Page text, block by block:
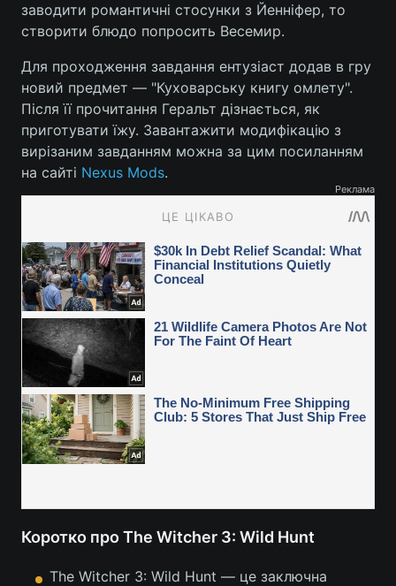
заводити романтичні стосунки з Йенніфер, то
створити блюдо попросить Весемир.
Для проходження завдання ентузіаст додав в гру
новий предмет — "Куховарську книгу омлету".
Після її прочитання Геральт дізнається, як
приготувати їжу. Завантажити модифікацію з
вирізаним завданням можна за цим посиланням
на сайті Nexus Mods.
Реклама
Коротко про The Witcher 3: Wild Hunt
The Witcher 3: Wild Hunt — це заключна